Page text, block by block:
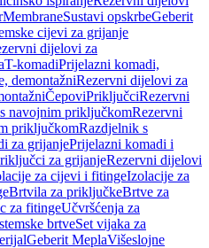
MembraneSustavi opskrbeGeberit
cijevi za grijanje
dijelovi za
T-komadiPrijelazni komadi,
demontažniRezervni dijelovi za
ČepoviPriključciRezervni
navojnim priključkomRezervni
priključkomRazdjelnik s
za grijanjePrijelazni komadi i
za grijanjeRezervni dijelovi
za cijevi i fitingeIzolacije za
Brtvila za priključkeBrtve za
za fitingeUčvršćenja za
brtveSet vijaka za
Geberit MeplaVišeslojne